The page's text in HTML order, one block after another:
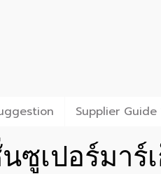
Supplier Guide
ซูเปอร์มาร์